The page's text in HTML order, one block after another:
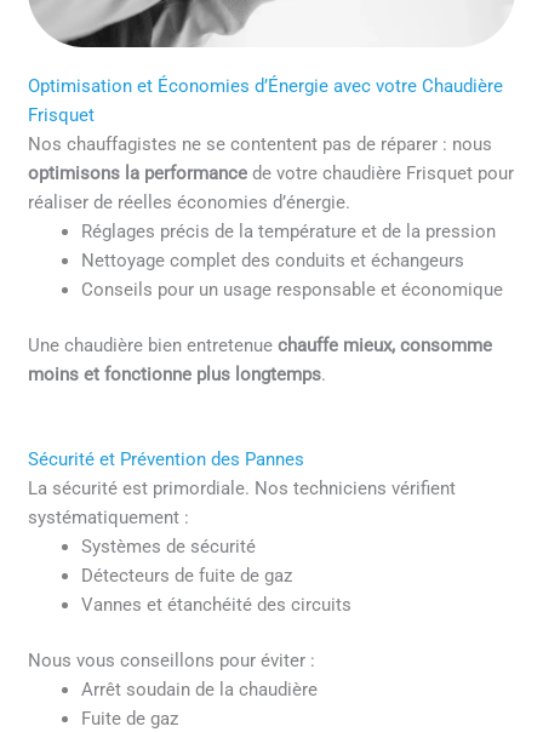
Optimisation et Économies d’Énergie avec votre Chaudière
Frisquet
Nos chauffagistes ne se contentent pas de réparer : nous
optimisons la performance de votre chaudière Frisquet pour
réaliser de réelles économies d’énergie.
Réglages précis de la température et de la pression
Nettoyage complet des conduits et échangeurs
Conseils pour un usage responsable et économique
Une chaudière bien entretenuechauffe mieux, consomme
moins et fonctionne plus longtemps.
Sécurité et Prévention des Pannes
La sécurité est primordiale. Nos techniciens vérifient
systématiquement :
Systèmes de sécurité
Détecteurs de fuite de gaz
Vannes et étanchéité des circuits
Nous vous conseillons pour éviter :
Arrêt soudain de la chaudière
Fuite de gaz